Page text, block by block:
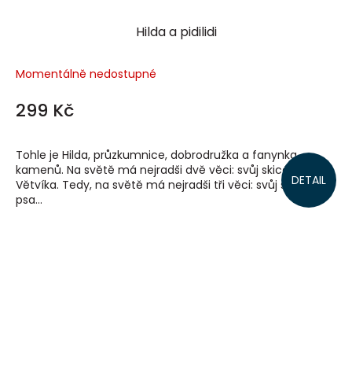
Hilda a pidilidi
Momentálně nedostupné
299 Kč
DETAIL
Tohle je Hilda, průzkumnice, dobrodružka a fanynka
kamenů. Na světě má nejradši dvě věci: svůj skicák a psa
Větvíka. Tedy, na světě má nejradši tři věci: svůj skicák,
psa...